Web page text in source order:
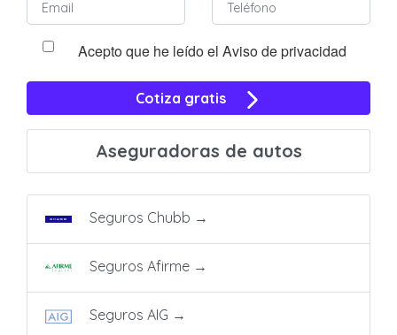
Acepto que he leído el Aviso de privacidad
Cotiza gratis
Aseguradoras de autos
Seguros Chubb →
Seguros Afirme →
Seguros AIG →